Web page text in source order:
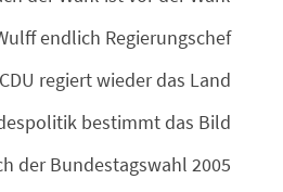
endlich Regierungschef
regiert wieder das Land
bestimmt das Bild
der Bundestagswahl 2005